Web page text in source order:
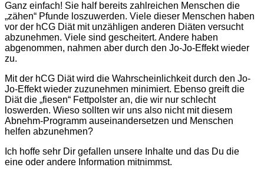
Ganz einfach! Sie half bereits zahlreichen Menschen die
„zähen“ Pfunde loszuwerden. Viele dieser Menschen haben
vor der hCG Diät mit unzähligen anderen Diäten versucht
abzunehmen. Viele sind gescheitert. Andere haben
abgenommen, nahmen aber durch den Jo-Jo-Effekt wieder
zu.
Mit der hCG Diät wird die Wahrscheinlichkeit durch den Jo-
Jo-Effekt wieder zuzunehmen minimiert. Ebenso greift die
Diät die „fiesen“ Fettpolster an, die wir nur schlecht
loswerden. Wieso sollten wir uns also nicht mit diesem
Abnehm-Programm auseinandersetzen und Menschen
helfen abzunehmen?
Ich hoffe sehr Dir gefallen unsere Inhalte und das Du die
eine oder andere Information mitnimmst.